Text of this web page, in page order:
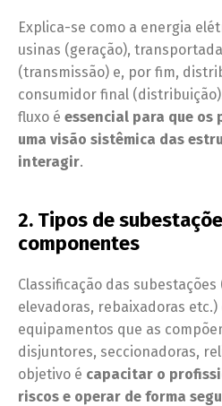
Explica-se como a energia
usinas (geração),
(transmissão) e, por fim,
consumidor final
fluxo é essencial para que
uma visão sistêmica das
interagir.
2. Tipos de
componentes
Classificação das
elevadoras, rebaixadoras
equipamentos que as
disjuntores, seccionadoras,
objetivo é capacitar o
riscos e operar de forma